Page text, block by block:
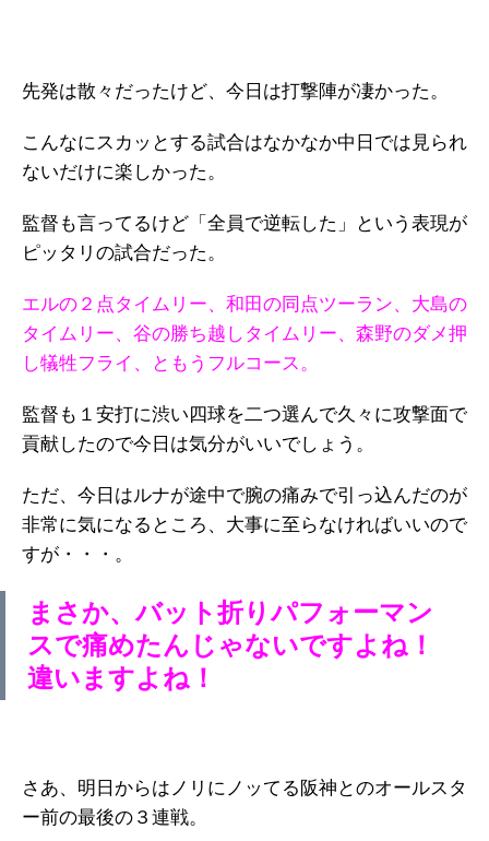
先発は散々だったけど、今日は打撃陣が凄かった。
こんなにスカッとする試合はなかなか中日では見られ
ないだけに楽しかった。
監督も言ってるけど「全員で逆転した」という表現が
ピッタリの試合だった。
エルの２点タイムリー、和田の同点ツーラン、大島の
タイムリー、谷の勝ち越しタイムリー、森野のダメ押
し犠牲フライ、ともうフルコース。
監督も１安打に渋い四球を二つ選んで久々に攻撃面で
貢献したので今日は気分がいいでしょう。
ただ、今日はルナが途中で腕の痛みで引っ込んだのが
非常に気になるところ、大事に至らなければいいので
すが・・・。
まさか、バット折りパフォーマン
スで痛めたんじゃないですよね！
違いますよね！
さあ、明日からはノリにノッてる阪神とのオールスタ
ー前の最後の３連戦。